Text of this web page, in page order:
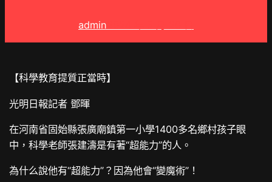
admin
【科學教育提質正當時】
光明日報記者 鄧暉
在河南省固始縣張廣廟鎮第一小學1400多名鄉村孩子眼
中，科學老師張建濤是有著“超能力”的人。
為什么說他有“超能力”？因為他會“變魔術”！